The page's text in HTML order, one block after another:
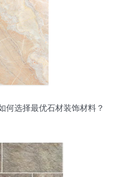
何选择最优石材装饰材料？